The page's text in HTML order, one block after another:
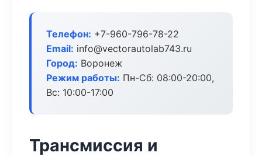
Телефон: +7-960-796-78-22
Email: info@vectorautolab743.ru
Город: Воронеж
Режим работы: Пн-Сб: 08:00-20:00,
Вс: 10:00-17:00
Трансмиссия и